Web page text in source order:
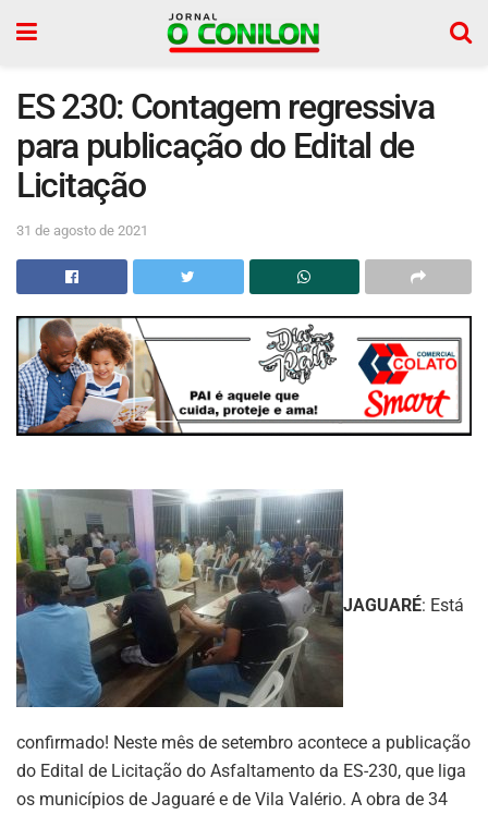
ES 230: Contagem regressiva
para publicação do Edital de
Licitação
31 de agosto de 2021
JAGUARÉ: Está
confirmado! Neste mês de setembro acontece a publicação
do Edital de Licitação do Asfaltamento da ES-230, que liga
os municípios de Jaguaré e de Vila Valério. A obra de 34